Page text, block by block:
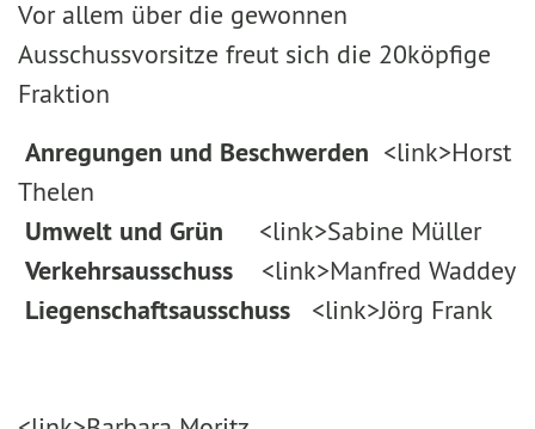
Vor allem über die gewonnen
Ausschussvorsitze freut sich die 20köpfige
Fraktion
Anregungen und Beschwerden <link>Horst
Thelen
Umwelt und Grün <link>Sabine Müller
Verkehrsausschuss <link>Manfred Waddey
Liegenschaftsausschuss <link>Jörg Frank